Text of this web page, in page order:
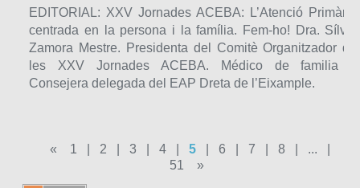
EDITORIAL: XXV Jornades ACEBA: L’Atenció Primària
centrada en la persona i la família. Fem-ho! Dra. Sílvia
Zamora Mestre. Presidenta del Comitè Organitzador de
les XXV Jornades ACEBA. Médico de familia y
Consejera delegada del EAP Dreta de l’Eixample.
« 1 2 3 4 5 6 7 8 ...
51
»